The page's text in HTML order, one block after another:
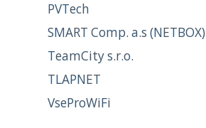
PVTech
SMART Comp. a.s (NETBOX)
TeamCity s.r.o.
TLAPNET
VseProWiFi